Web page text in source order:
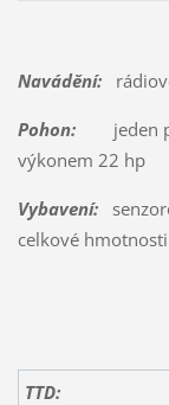
Navádění:
Pohon:jeden
výkonem 22 hp
Vybavení:
celkové
TTD: